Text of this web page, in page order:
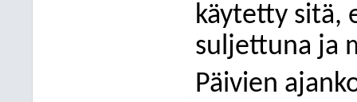
käytetty sitä,
suljettuna ja
Päivien